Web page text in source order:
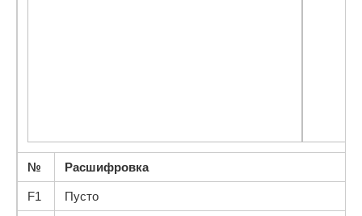
№ Расшифровка
F1 Пусто